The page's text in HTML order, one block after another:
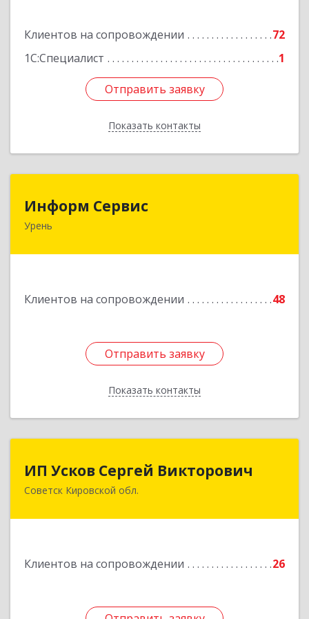
Клиентов на сопровождении
72
1С:Специалист
1
Отправить заявку
Показать контакты
Подробнее
Отправить заявку
Назад
Информ Сервис
Урень
Клиентов на сопровождении 48
Отправить заявку
Показать контакты
Отправить заявку
Назад
ИП Усков Сергей Викторович
Советск Кировской обл.
Клиентов на сопровождении 26
ИП Усков Сергей Викторович
613340, Кировская обл, Советск г, Дружбы ул,